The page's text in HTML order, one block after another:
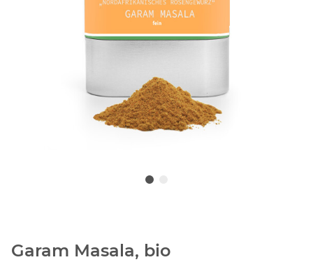
Garam Masala, bio